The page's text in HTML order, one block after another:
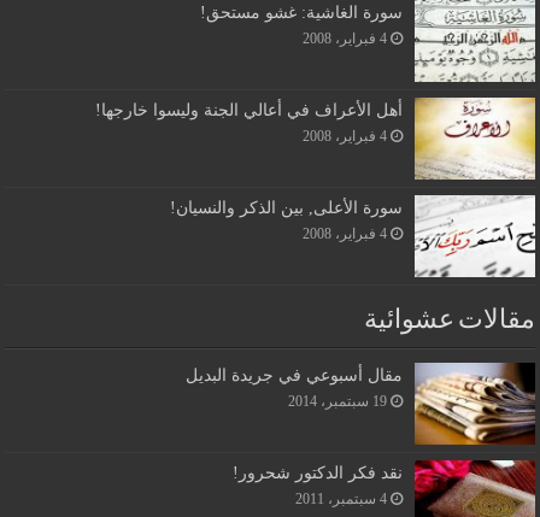
سورة الغاشية: غشو مستحق!
4 فبراير، 2008
أهل الأعراف في أعالي الجنة وليسوا خارجها!
4 فبراير، 2008
سورة الأعلى, بين الذكر والنسيان!
4 فبراير، 2008
مقالات عشوائية
مقال أسبوعي في جريدة البديل
19 سبتمبر، 2014
نقد فكر الدكتور شحرور!
4 سبتمبر، 2011